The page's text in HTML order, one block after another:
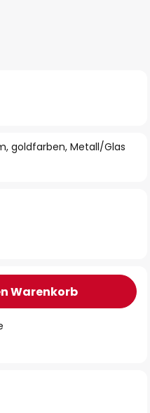
goldfarben, Metall/Glas
Warenkorb